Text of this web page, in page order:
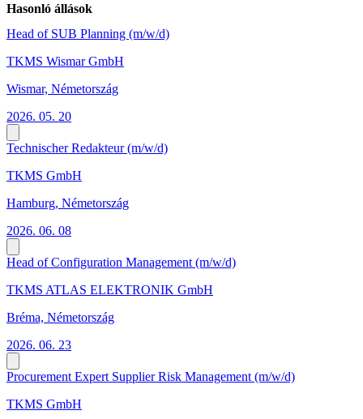
Hasonló állások
Head of SUB Planning (m/w/d)
TKMS Wismar GmbH
Wismar, Németország
2026. 05. 20
Technischer Redakteur (m/w/d)
TKMS GmbH
Hamburg, Németország
2026. 06. 08
Head of Configuration Management (m/w/d)
TKMS ATLAS ELEKTRONIK GmbH
Bréma, Németország
2026. 06. 23
Procurement Expert Supplier Risk Management (m/w/d)
TKMS GmbH